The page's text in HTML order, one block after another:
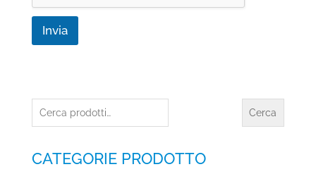
Invia
Cerca: Cerca
CATEGORIE PRODOTTO